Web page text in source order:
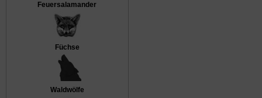
Feuersalamander
Füchse
Waldwölfe